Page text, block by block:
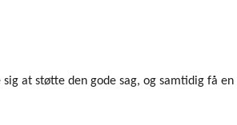
at støtte den gode sag, og samtidig få en